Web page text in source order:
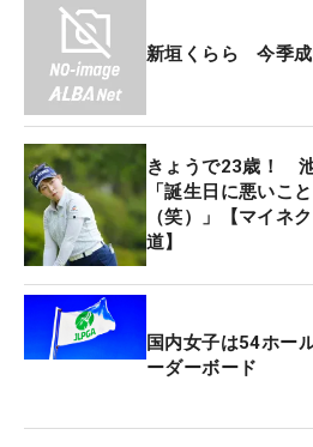
（岡山県・JFE瀬戸内海ゴル
新垣くらら 今季
きょうで23歳！
「誕生日に悪いこ
（笑）」【マイネ
道】
国内女子は54ホー
ーダーボード